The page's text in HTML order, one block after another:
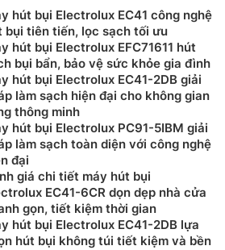
hút bụi Electrolux EC41 công nghệ
bụi tiên tiến, lọc sạch tối ưu
hút bụi Electrolux EFC71611 hút
bụi bẩn, bảo vệ sức khỏe gia đình
hút bụi Electrolux EC41-2DB giải
làm sạch hiện đại cho không gian
thông minh
hút bụi Electrolux PC91-5IBM giải
làm sạch toàn diện với công nghệ
đại
giá chi tiết máy hút bụi
EC41-6CR dọn dẹp nhà cửa
gọn, tiết kiệm thời gian
hút bụi Electrolux EC41-2DB lựa
hút bụi không túi tiết kiệm và bền